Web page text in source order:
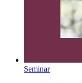
Seminar